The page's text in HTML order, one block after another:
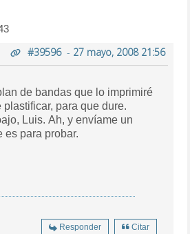
#39596- 27 mayo, 2008 21:56
de bandas que lo imprimiré
para que dure.
Luis. Ah, y envíame un
es para probar.
Responder Citar